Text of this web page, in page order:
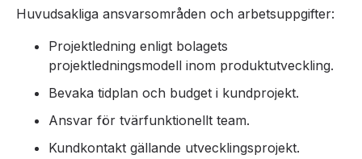
Huvudsakliga ansvarsområden och arbetsuppgifter:
Projektledning enligt bolagets
projektledningsmodell inom produktutveckling.
Bevaka tidplan och budget i kundprojekt.
Ansvar för tvärfunktionellt team.
Kundkontakt gällande utvecklingsprojekt.